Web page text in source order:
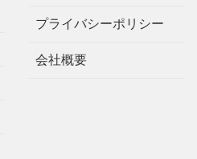
プライバシーポリシー
会社概要